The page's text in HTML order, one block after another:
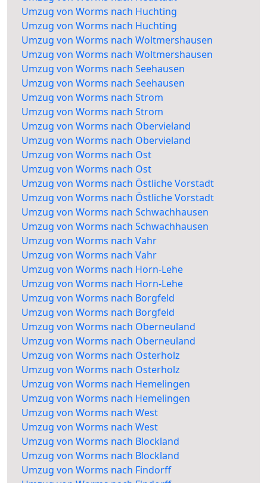
Umzug von Worms nach Huchting
Umzug von Worms nach Huchting
Umzug von Worms nach Woltmershausen
Umzug von Worms nach Woltmershausen
Umzug von Worms nach Seehausen
Umzug von Worms nach Seehausen
Umzug von Worms nach Strom
Umzug von Worms nach Strom
Umzug von Worms nach Obervieland
Umzug von Worms nach Obervieland
Umzug von Worms nach Ost
Umzug von Worms nach Ost
Umzug von Worms nach Östliche Vorstadt
Umzug von Worms nach Östliche Vorstadt
Umzug von Worms nach Schwachhausen
Umzug von Worms nach Schwachhausen
Umzug von Worms nach Vahr
Umzug von Worms nach Vahr
Umzug von Worms nach Horn-Lehe
Umzug von Worms nach Horn-Lehe
Umzug von Worms nach Borgfeld
Umzug von Worms nach Borgfeld
Umzug von Worms nach Oberneuland
Umzug von Worms nach Oberneuland
Umzug von Worms nach Osterholz
Umzug von Worms nach Osterholz
Umzug von Worms nach Hemelingen
Umzug von Worms nach Hemelingen
Umzug von Worms nach West
Umzug von Worms nach West
Umzug von Worms nach Blockland
Umzug von Worms nach Blockland
Umzug von Worms nach Findorff